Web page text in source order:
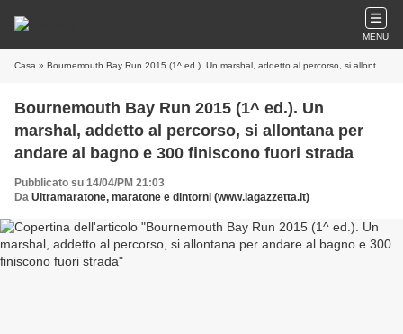
MENU
Casa » Bournemouth Bay Run 2015 (1^ ed.). Un marshal, addetto al percorso, si allontana per andare al bagno e 300 finiscono fuori strada
Bournemouth Bay Run 2015 (1^ ed.). Un
marshal, addetto al percorso, si allontana per
andare al bagno e 300 finiscono fuori strada
Pubblicato su 14/04/PM 21:03
Da Ultramaratone, maratone e dintorni (www.lagazzetta.it)